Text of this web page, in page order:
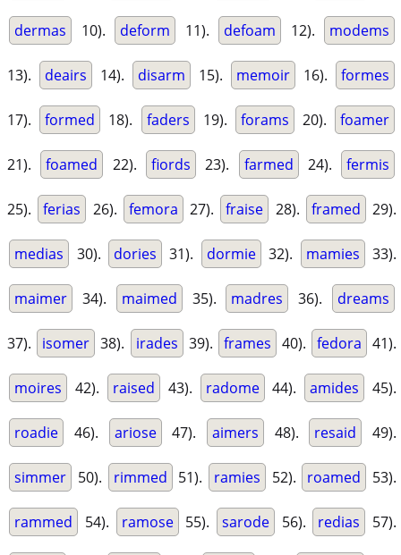
dermas 10). deform 11). defoam 12). modems
13). deairs 14). disarm 15). memoir 16). formes
17). formed 18). faders 19). forams 20). foamer
21). foamed 22). fiords 23). farmed 24). fermis
25). ferias 26). femora 27). fraise 28). framed 29).
medias 30). dories 31). dormie 32). mamies 33).
maimer 34). maimed 35). madres 36). dreams
37). isomer 38). irades 39). frames 40). fedora 41).
moires 42). raised 43). radome 44). amides 45).
roadie 46). ariose 47). aimers 48). resaid 49).
simmer 50). rimmed 51). ramies 52). roamed 53).
rammed 54). ramose 55). sarode 56). redias 57).